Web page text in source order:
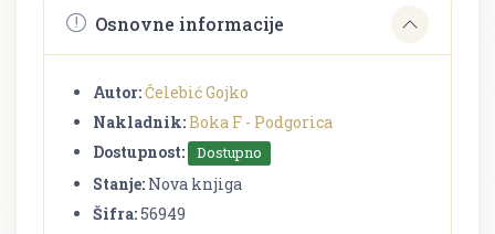
Osnovne informacije
Autor:Čelebić Gojko
Nakladnik:Boka F - Podgorica
Dostupnost:
Dostupno
Stanje: Nova knjiga
Šifra:56949